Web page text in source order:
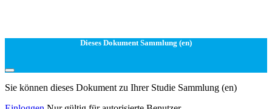
Dieses Dokument Sammlung (en)
Sie können dieses Dokument zu Ihrer Studie Sammlung (en)